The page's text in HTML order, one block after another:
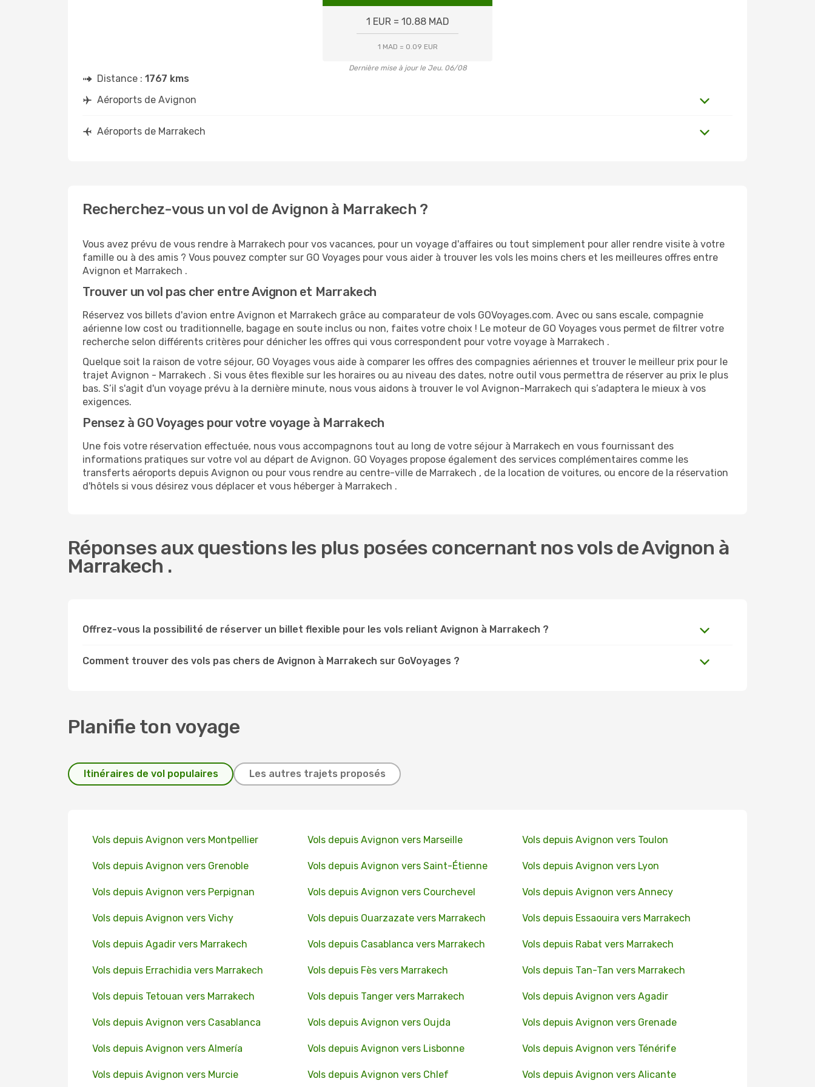
1 EUR = 10.88 MAD
1 MAD = 0.09 EUR
Dernière mise à jour le Jeu. 06/08
Distance : 1767 kms
Aéroports de Avignon
Aéroports de Marrakech
Recherchez-vous un vol de Avignon à Marrakech ?
Vous avez prévu de vous rendre à Marrakech pour vos vacances, pour un voyage d'affaires ou tout simplement pour aller rendre visite à votre
famille ou à des amis ? Vous pouvez compter sur GO Voyages pour vous aider à trouver les vols les moins chers et les meilleures offres entre
Avignon et Marrakech .
Trouver un vol pas cher entre Avignon et Marrakech
Réservez vos billets d'avion entre Avignon et Marrakech grâce au comparateur de vols GOVoyages.com. Avec ou sans escale, compagnie
aérienne low cost ou traditionnelle, bagage en soute inclus ou non, faites votre choix ! Le moteur de GO Voyages vous permet de filtrer votre
recherche selon différents critères pour dénicher les offres qui vous correspondent pour votre voyage à Marrakech .
Quelque soit la raison de votre séjour, GO Voyages vous aide à comparer les offres des compagnies aériennes et trouver le meilleur prix pour le
trajet Avignon - Marrakech . Si vous êtes flexible sur les horaires ou au niveau des dates, notre outil vous permettra de réserver au prix le plus
bas. S’il s'agit d'un voyage prévu à la dernière minute, nous vous aidons à trouver le vol Avignon-Marrakech qui s’adaptera le mieux à vos
exigences.
Pensez à GO Voyages pour votre voyage à Marrakech
Une fois votre réservation effectuée, nous vous accompagnons tout au long de votre séjour à Marrakech en vous fournissant des
informations pratiques sur votre vol au départ de Avignon. GO Voyages propose également des services complémentaires comme les
transferts aéroports depuis Avignon ou pour vous rendre au centre-ville de Marrakech , de la location de voitures, ou encore de la réservation
d'hôtels si vous désirez vous déplacer et vous héberger à Marrakech .
Réponses aux questions les plus posées concernant nos vols de Avignon à
Marrakech .
Offrez-vous la possibilité de réserver un billet flexible pour les vols reliant Avignon à Marrakech ?
Comment trouver des vols pas chers de Avignon à Marrakech sur GoVoyages ?
Planifie ton voyage
Itinéraires de vol populaires Les autres trajets proposés
Vols depuis Avignon vers Montpellier Vols depuis Avignon vers Marseille Vols depuis Avignon vers Toulon
Vols depuis Avignon vers Grenoble Vols depuis Avignon vers Saint-Étienne Vols depuis Avignon vers Lyon
Vols depuis Avignon vers Perpignan Vols depuis Avignon vers Courchevel Vols depuis Avignon vers Annecy
Vols depuis Avignon vers Vichy Vols depuis Ouarzazate vers Marrakech Vols depuis Essaouira vers Marrakech
Vols depuis Agadir vers Marrakech Vols depuis Casablanca vers Marrakech Vols depuis Rabat vers Marrakech
Vols depuis Errachidia vers Marrakech Vols depuis Fès vers Marrakech Vols depuis Tan-Tan vers Marrakech
Vols depuis Tetouan vers Marrakech Vols depuis Tanger vers Marrakech Vols depuis Avignon vers Agadir
Vols depuis Avignon vers Casablanca Vols depuis Avignon vers Oujda Vols depuis Avignon vers Grenade
Vols depuis Avignon vers Almería Vols depuis Avignon vers Lisbonne Vols depuis Avignon vers Ténérife
Vols depuis Avignon vers Murcie Vols depuis Avignon vers Chlef Vols depuis Avignon vers Alicante